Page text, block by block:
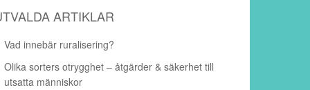
ARTIKLAR
Vad innebär ruralisering?
Olika sorters otrygghet – åtgärder & säkerhet till
utsatta människor